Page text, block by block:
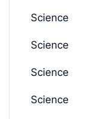
Science
Science
Science
Science